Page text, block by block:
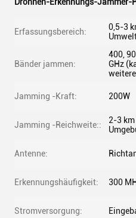
Erfassungsbereich:
0,5-3
Umwelt
Bänder jammen:
400,
GHz
Jamming -Kraft: 200W
Jamming -Reichweite::
2-3
Antenne:
Erkennungshäufigkeit: 300
Stromversorgung: